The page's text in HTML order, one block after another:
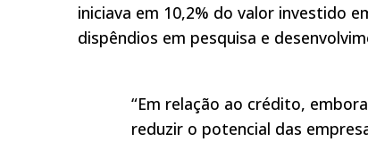
iniciava em 10,2% do valor investido
dispêndios em pesquisa e
“Em relação ao crédito,
reduzir o potencial das